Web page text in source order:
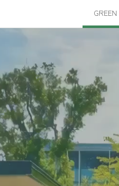
GREEN
緑の循環プロジェクト
脱炭素社会の推進
バッグタイプの
スマートホーム
防災リュック
HOME MOVEMENT